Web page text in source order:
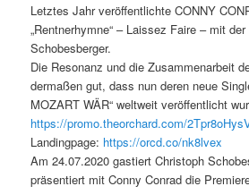
Letztes Jahr veröffentlichte CONNY
„Rentnerhymne“ – Laissez Faire – mit
Schobesberger.
Die Resonanz und die Zusammenarbeit
dermaßen gut, dass nun deren neue
MOZART WÄR“ weltweit veröffentlicht
https://promo.theorchard.com/
Landingpage: https://orcd.co/nk8lvex
Am 24.07.2020 gastiert Christoph
präsentiert mit Conny Conrad die